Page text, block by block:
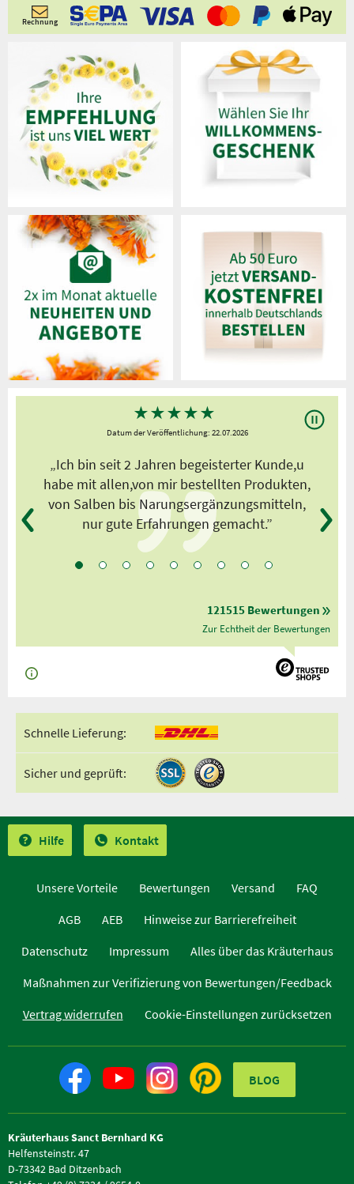
Rechnung
★★★★★
Datum der Veröffentlichung: 22.07.2026
„Ich bin seit 2 Jahren begeisterter Kunde,u
habe mit allen,von mir bestellten Produkten,
von Salben bis Narungsergänzungsmitteln,
nur gute Erfahrungen gemacht.”
121515 Bewertungen
Zur Echtheit der Bewertungen
Schnelle Lieferung:
Sicher und geprüft:
Hilfe Kontakt
Unsere Vorteile Bewertungen Versand
FAQ
AGB
AEB
Hinweise zur Barrierefreiheit
Datenschutz
Impressum
Alles über das Kräuterhaus
Maßnahmen zur Verifizierung von Bewertungen/Feedback
Vertrag widerrufen
Cookie-Einstellungen zurücksetzen
BLOG
Kräuterhaus Sanct Bernhard KG
Helfensteinstr. 47
D-73342 Bad Ditzenbach